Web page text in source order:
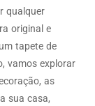
qualquer
original e
tapete de
vamos explorar
as
sua casa,